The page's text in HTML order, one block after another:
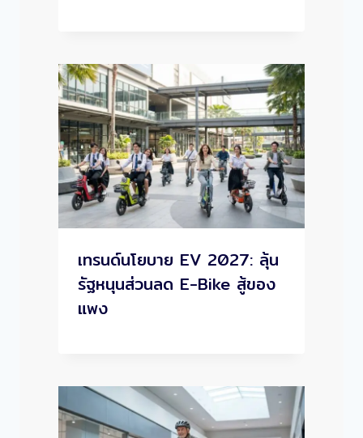
เทรนด์นโยบาย EV 2027: ลุ้น
รัฐหนุนส่วนลด E-Bike สู้ของ
แพง